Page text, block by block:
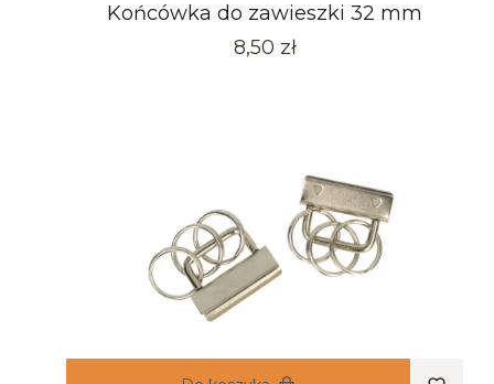
Końcówka do zawieszki 32 mm
Cena
8,50 zł